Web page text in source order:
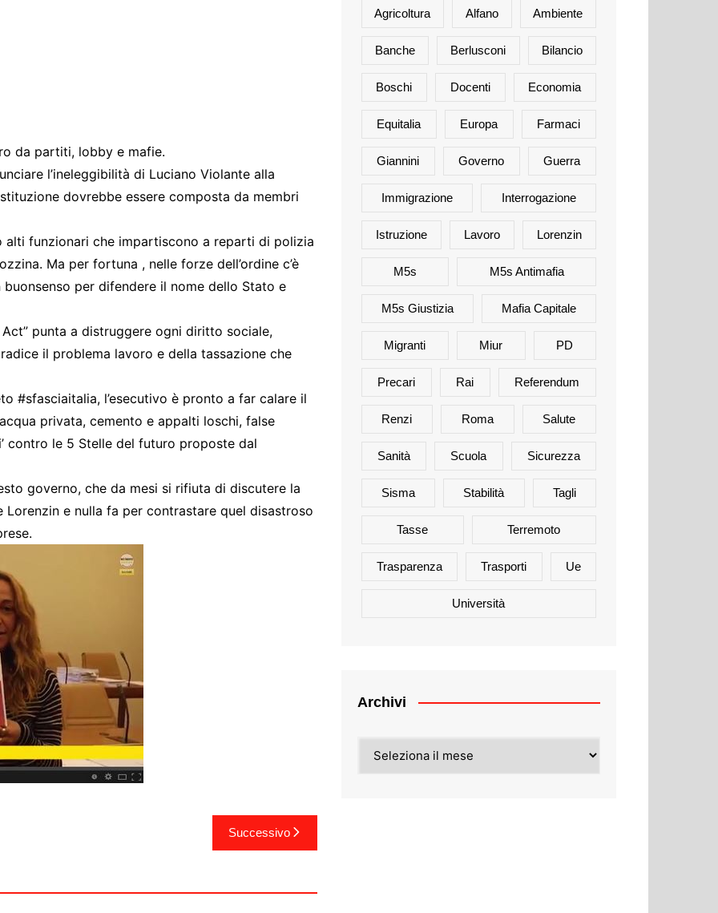
da partiti, lobby e mafie.
l’ineleggibilità di Luciano Violante alla
dovrebbe essere composta da membri
alti funzionari che impartiscono a reparti di polizia
Ma per fortuna , nelle forze dell’ordine c’è
per difendere il nome dello Stato e
punta a distruggere ogni diritto sociale,
il problema lavoro e della tassazione che
#sfasciaitalia, l’esecutivo è pronto a far calare il
privata, cemento e appalti loschi, false
contro le 5 Stelle del futuro proposte dal
governo, che da mesi si rifiuta di discutere la
e nulla fa per contrastare quel disastroso
Successivo
Agricoltura Alfano Ambiente
Banche Berlusconi Bilancio
Boschi Docenti Economia
Equitalia Europa Farmaci
Giannini Governo Guerra
Immigrazione Interrogazione
Istruzione Lavoro Lorenzin
M5s M5s Antimafia
M5s Giustizia Mafia Capitale
Migranti Miur PD
Precari Rai Referendum
Renzi Roma Salute
Sanità Scuola Sicurezza
Sisma Stabilità Tagli
Tasse Terremoto
Trasparenza Trasporti Ue
Università
Archivi